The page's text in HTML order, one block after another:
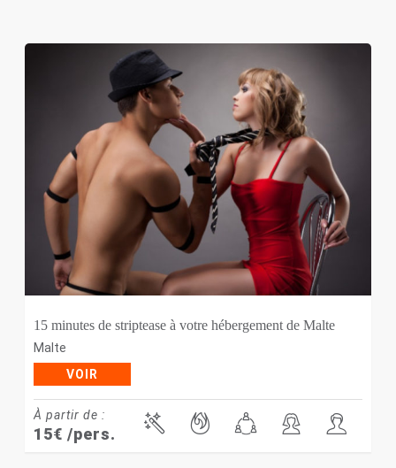
15 minutes de striptease à votre hébergement de Malte
Malte
VOIR
À partir de :
15€ /pers.